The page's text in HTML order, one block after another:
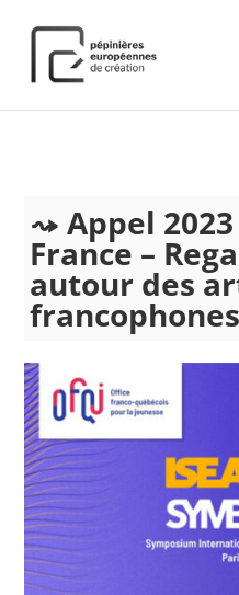
Appel
France –
autour des